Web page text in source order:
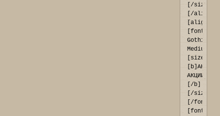
[/size]
[/align]
Gothic
Medium]
[size=16]
АКЦИИ:
[/b]
[/size]
[/font]